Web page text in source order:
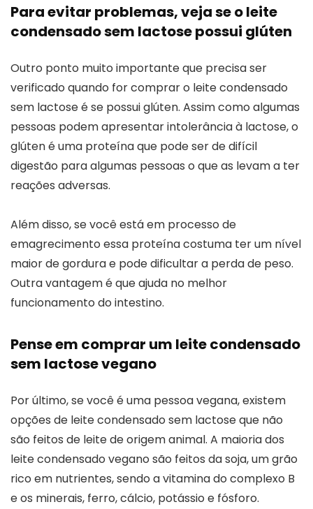
Para evitar problemas, veja se o leite
condensado sem lactose possui glúten
Outro ponto muito importante que precisa ser
verificado quando for comprar o leite condensado
sem lactose é se possui glúten. Assim como algumas
pessoas podem apresentar intolerância à lactose, o
glúten é uma proteína que pode ser de difícil
digestão para algumas pessoas o que as levam a ter
reações adversas.
Além disso, se você está em processo de
emagrecimento essa proteína costuma ter um nível
maior de gordura e pode dificultar a perda de peso.
Outra vantagem é que ajuda no melhor
funcionamento do intestino.
Pense em comprar um leite condensado
sem lactose vegano
Por último, se você é uma pessoa vegana, existem
opções de leite condensado sem lactose que não
são feitos de leite de origem animal. A maioria dos
leite condensado vegano são feitos da soja, um grão
rico em nutrientes, sendo a vitamina do complexo B
e os minerais, ferro, cálcio, potássio e fósforo.